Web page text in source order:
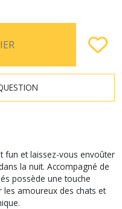
fun et laissez-vous envoûter
la nuit. Accompagné de
possède une touche
les amoureux des chats et